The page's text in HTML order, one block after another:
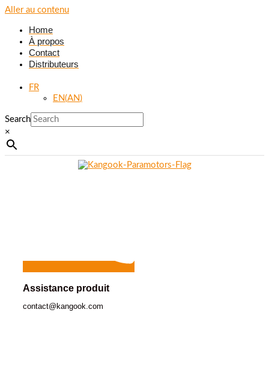
Aller au contenu
Home
À propos
Contact
Distributeurs
FR
EN(AN)
Search
×
Assistance produit
contact@kangook.com